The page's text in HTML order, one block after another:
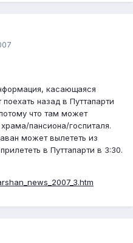
касающаяся
назад в Путтапарти
что там может
пансиона/госпиталя.
может вылететь из
в Путтапарти в 3:30.